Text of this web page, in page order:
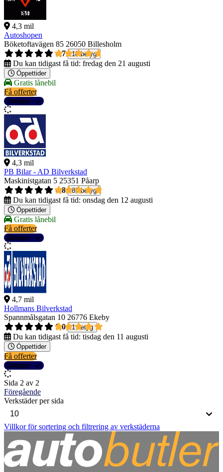
4,3 mil
Autoshopen
Böketoftavägen 85 26050 Billesholm
4,7
18 betyg
Du kan tidigast få tid: fredag den 21 augusti
Öppettider
Gratis lånebil
Få offerter
Detaljer
4,3 mil
PB Bilar - AD Bilverkstad
Maskinistgatan 5 25351 Påarp
4,8
89 betyg
Du kan tidigast få tid: onsdag den 12 augusti
Öppettider
Gratis lånebil
Få offerter
Detaljer
4,7 mil
Hollmans Bilverkstad
Spannmålsgatan 10 26776 Ekeby
5,0
1 betyg
Du kan tidigast få tid: tisdag den 11 augusti
Öppettider
Få offerter
Detaljer
Sida 2 av 2
Föregående
Verkstäder per sida
Villkor för sortering och filtrering av verkstäderna